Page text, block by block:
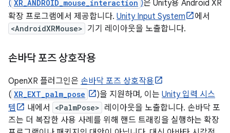
( XR_ANDROID_mouse_interaction )은 Unity용 Android XR
확장 프로그램에서 제공합니다. Unity Input System 에서
<AndroidXRMouse> 기기 레이아웃을 노출합니다.
손바닥 포즈 상호작용
OpenXR 플러그인은 손바닥 포즈 상호작용
( XR_EXT_palm_pose )을 지원하며, 이는 Unity 입력 시스
템
내에서 <PalmPose> 레이아웃을 노출합니다. 손바닥 포
즈는 더 복잡한 사용 사례를 위해 핸드 트래킹을 실행하는 확장